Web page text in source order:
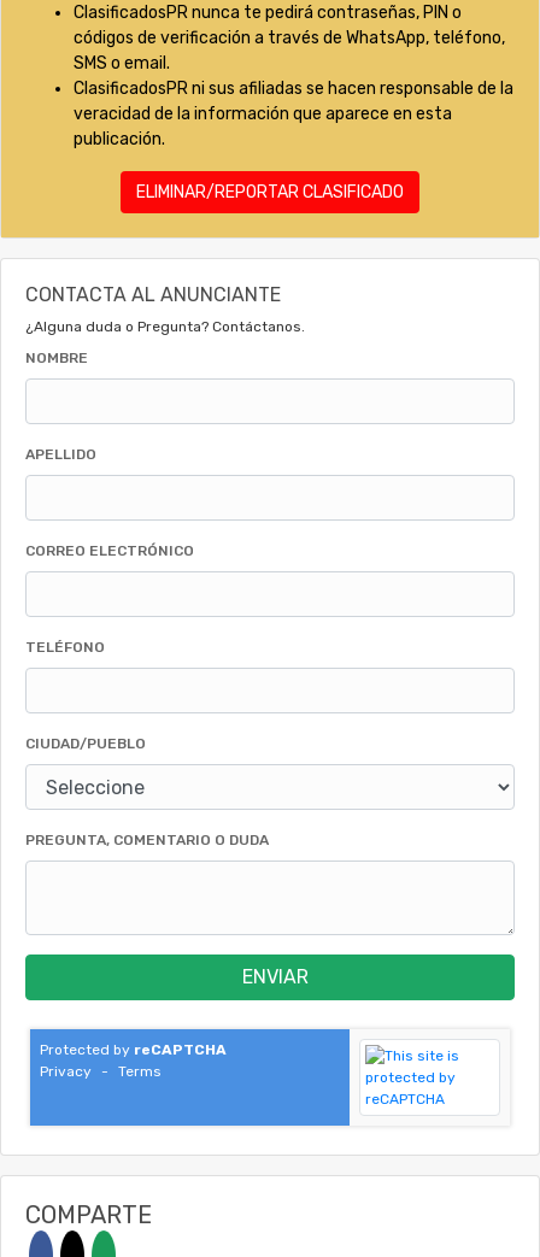
ClasificadosPR nunca te pedirá contraseñas, PIN o
códigos de verificación a través de WhatsApp, teléfono,
SMS o email.
ClasificadosPR ni sus afiliadas se hacen responsable de la
veracidad de la información que aparece en esta
publicación.
ELIMINAR/REPORTAR CLASIFICADO
CONTACTA AL ANUNCIANTE
¿Alguna duda o Pregunta? Contáctanos.
NOMBRE
APELLIDO
CORREO ELECTRÓNICO
TELÉFONO
CIUDAD/PUEBLO
PREGUNTA, COMENTARIO O DUDA
ENVIAR
Protected by reCAPTCHA
Privacy
- Terms
COMPARTE